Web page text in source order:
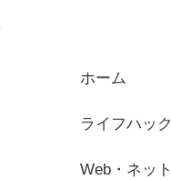
ホーム
ライフハック
Web・ネット